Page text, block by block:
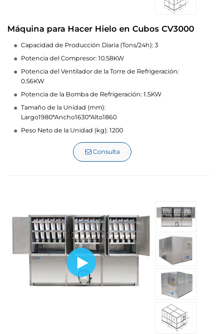
Máquina para Hacer Hielo en Cubos CV3000
Capacidad de Producción Diaria (Tons/24h): 3
Potencia del Compresor: 10.58KW
Potencia del Ventilador de la Torre de Refrigeración:
0.56KW
Potencia de la Bomba de Refrigeración: 1.5KW
Tamaño de la Unidad (mm):
Largo1980*Ancho1630*Alto1860
Peso Neto de la Unidad (kg): 1200
Consulta